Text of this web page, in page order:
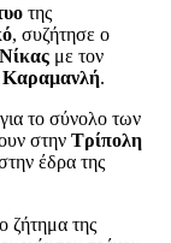
της
, συζήτησε ο
με τον
.
το σύνολο των
στην Τρίπολη
έδρα της
ζήτημα της